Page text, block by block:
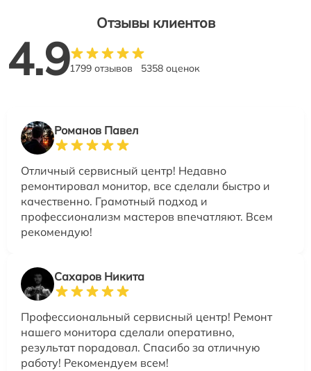
Отзывы клиентов
4.91799 отзывов 5358 оценок
Романов Павел
Отличный сервисный центр! Недавно
ремонтировал монитор, все сделали быстро и
качественно. Грамотный подход и
профессионализм мастеров впечатляют. Всем
рекомендую!
Сахаров Никита
Профессиональный сервисный центр! Ремонт
нашего монитора сделали оперативно,
результат порадовал. Спасибо за отличную
работу! Рекомендуем всем!